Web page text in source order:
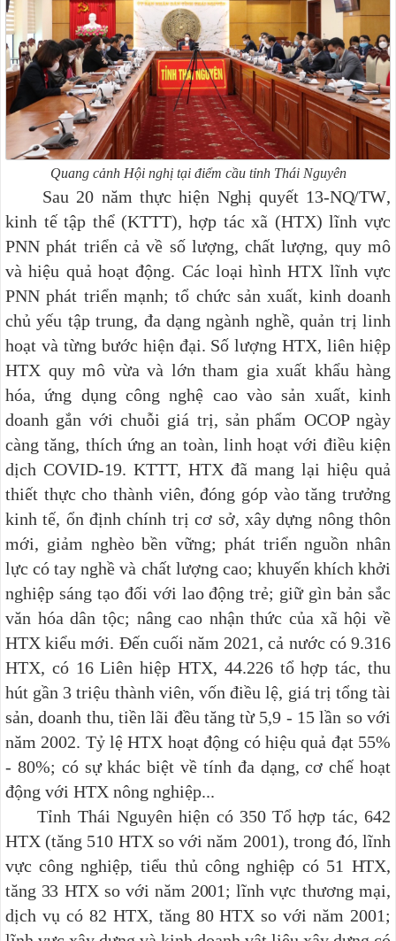
Quang cảnh Hội nghị tại điểm cầu tỉnh Thái Nguyên
Sau 20 năm thực hiện Nghị quyết 13-NQ/TW,
kinh tế tập thể (KTTT), hợp tác xã (HTX) lĩnh vực
PNN phát triển cả về số lượng, chất lượng, quy mô
và hiệu quả hoạt động. Các loại hình HTX lĩnh vực
PNN phát triển mạnh; tổ chức sản xuất, kinh doanh
chủ yếu tập trung, đa dạng ngành nghề, quản trị linh
hoạt và từng bước hiện đại. Số lượng HTX, liên hiệp
HTX quy mô vừa và lớn tham gia xuất khẩu hàng
hóa, ứng dụng công nghệ cao vào sản xuất, kinh
doanh gắn với chuỗi giá trị, sản phẩm OCOP ngày
càng tăng, thích ứng an toàn, linh hoạt với điều kiện
dịch COVID-19. KTTT, HTX đã mang lại hiệu quả
thiết thực cho thành viên, đóng góp vào tăng trưởng
kinh tế, ổn định chính trị cơ sở, xây dựng nông thôn
mới, giảm nghèo bền vững; phát triển nguồn nhân
lực có tay nghề và chất lượng cao; khuyến khích khởi
nghiệp sáng tạo đối với lao động trẻ; giữ gìn bản sắc
văn hóa dân tộc; nâng cao nhận thức của xã hội về
HTX kiểu mới. Đến cuối năm 2021, cả nước có 9.316
HTX, có 16 Liên hiệp HTX, 44.226 tổ hợp tác, thu
hút gần 3 triệu thành viên, vốn điều lệ, giá trị tổng tài
sản, doanh thu, tiền lãi đều tăng từ 5,9 - 15 lần so với
năm 2002. Tỷ lệ HTX hoạt động có hiệu quả đạt 55%
- 80%; có sự khác biệt về tính đa dạng, cơ chế hoạt
động với HTX nông nghiệp...
Tỉnh Thái Nguyên hiện có 350 Tổ hợp tác, 642
HTX (tăng 510 HTX so với năm 2001), trong đó, lĩnh
vực công nghiệp, tiểu thủ công nghiệp có 51 HTX,
tăng 33 HTX so với năm 2001;lĩnh vực thương mại,
dịch vụ có82 HTX, tăng 80 HTX so với năm 2001;